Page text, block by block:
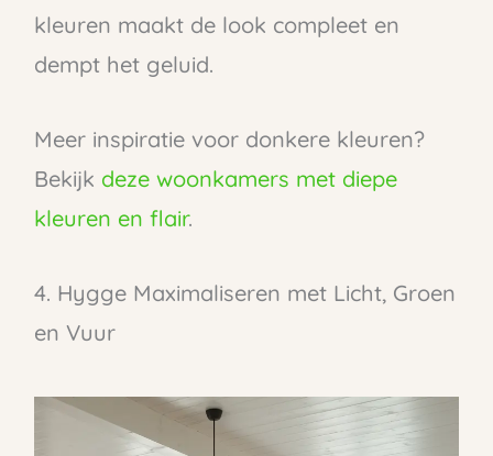
kleuren maakt de look compleet en
dempt het geluid.
Meer inspiratie voor donkere kleuren?
Bekijk deze woonkamers met diepe
kleuren en flair.
4. Hygge Maximaliseren met Licht, Groen
en Vuur